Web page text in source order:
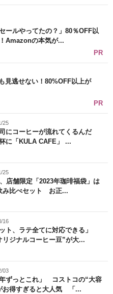
ールやってたの？」80％OFF以
Amazonの本気が...
PR
見逃せない！80%OFF以上が
PR
25
にコーヒーが流れてくるんだ
に「KULA CAFE」 ...
25
店舗限定「2023年珈琲福袋」は
み比べセット お正...
16
ット、ラテ全てに対応できる」
リジナルコーヒー豆”が大...
03
年ずっとこれ」 コストコの“大容
お得すぎると大人気 「...